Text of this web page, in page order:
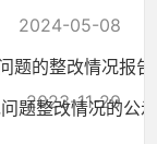
2024-05-08
题的整改情况报告
2023-11-29
题整改情况的公示